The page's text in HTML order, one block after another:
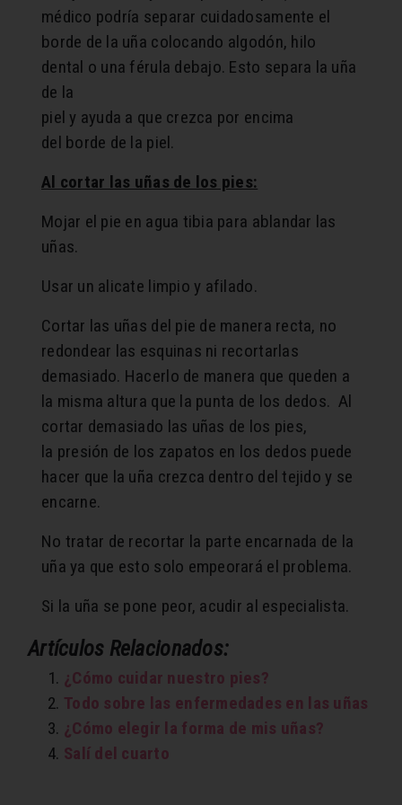
médico podría separar cuidadosamente el
borde de la uña colocando algodón, hilo
dental o una férula debajo. Esto separa la uña
de la
piel y ayuda a que crezca por encima
del borde de la piel.
Al cortar las uñas de los pies:
Mojar el pie en agua tibia para ablandar las
uñas.
Usar un alicate limpio y afilado.
Cortar las uñas del pie de manera recta, no
redondear las esquinas ni recortarlas
demasiado. Hacerlo de manera que queden a
la misma altura que la punta de los dedos. Al
cortar demasiado las uñas de los pies,
la presión de los zapatos en los dedos puede
hacer que la uña crezca dentro del tejido y se
encarne.
No tratar de recortar la parte encarnada de la
uña ya que esto solo empeorará el problema.
Si la uña se pone peor, acudir al especialista.
Artículos Relacionados:
¿Cómo cuidar nuestro pies?
Todo sobre las enfermedades en las uñas
¿Cómo elegir la forma de mis uñas?
Salí del cuarto